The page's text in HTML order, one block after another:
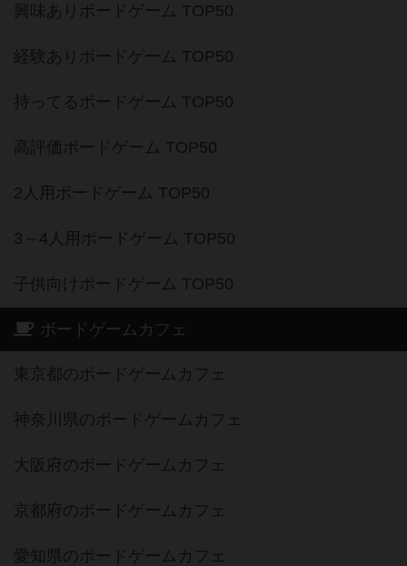
興味ありボードゲーム TOP50
経験ありボードゲーム TOP50
持ってるボードゲーム TOP50
高評価ボードゲーム TOP50
2人用ボードゲーム TOP50
3～4人用ボードゲーム TOP50
子供向けボードゲーム TOP50
ボードゲームカフェ
東京都のボードゲームカフェ
神奈川県のボードゲームカフェ
大阪府のボードゲームカフェ
京都府のボードゲームカフェ
愛知県のボードゲームカフェ